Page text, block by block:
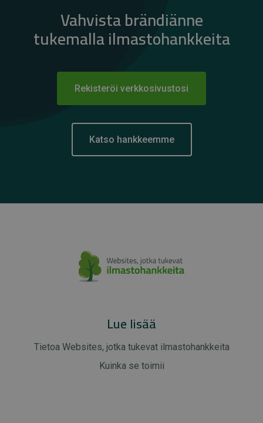
Vahvista brändiänne
tukemalla ilmastohankkeita
Rekisteröi verkkosivustosi
Katso hankkeemme
Lue lisää
Tietoa Websites, jotka tukevat ilmastohankkeita
Kuinka se toimii